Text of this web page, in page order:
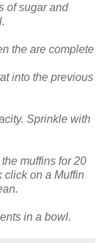
of sugar and
.
the are complete
into the previous
. Sprinkle with
the muffins for 20
click on a Muffin
.
in a bowl.